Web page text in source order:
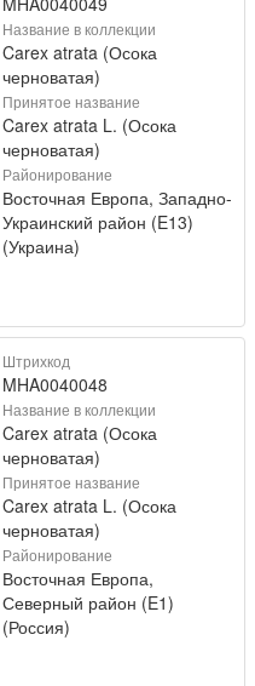
Название в коллекции
Carex atrata (Осока
черноватая)
Принятое название
Carex atrata L. (Осока
черноватая)
Районирование
Восточная Европа, Западно-
Украинский район (E13)
(Украина)
Штрихкод
MHA0040048
Название в коллекции
Carex atrata (Осока
черноватая)
Принятое название
Carex atrata L. (Осока
черноватая)
Районирование
Восточная Европа,
Северный район (E1)
(Россия)